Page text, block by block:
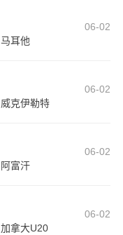
06-02
马耳他
06-02
威克伊勒特
06-02
阿富汗
06-02
加拿大U20